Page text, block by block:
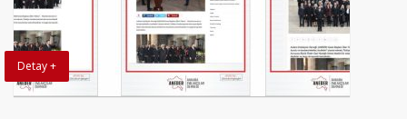
Detay +